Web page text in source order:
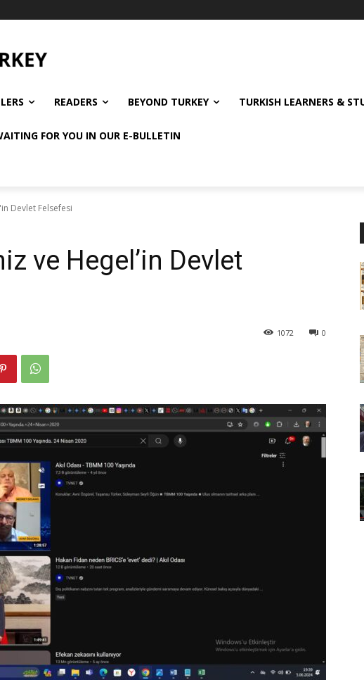
READERS BEYOND TURKEY TURKISH LEARNERS &
FOR YOU IN OUR E-BULLETIN
Devlet Felsefesi
ve Hegel’in Devlet
0
1072